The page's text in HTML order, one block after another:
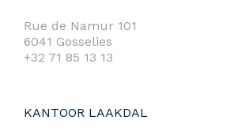
Rue de Namur 101
6041 Gosselies
+32 71 85 13 13
KANTOOR LAAKDAL